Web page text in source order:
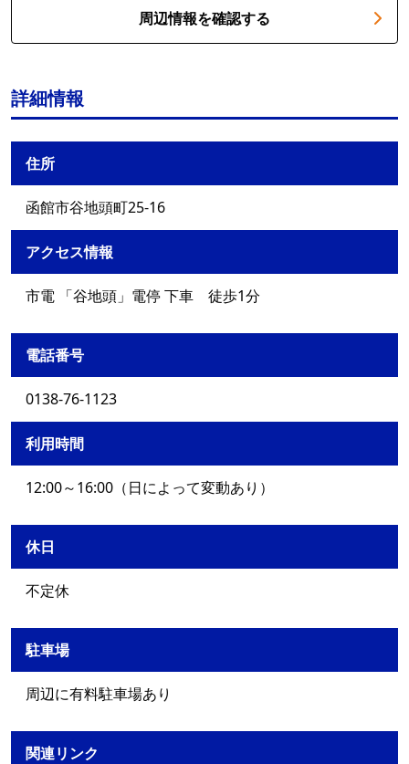
周辺情報を確認する
詳細情報
住所
函館市谷地頭町25-16
アクセス情報
市電 「谷地頭」電停 下車 徒歩1分
電話番号
0138-76-1123
利用時間
12:00～16:00（日によって変動あり）
休日
不定休
駐車場
周辺に有料駐車場あり
関連リンク